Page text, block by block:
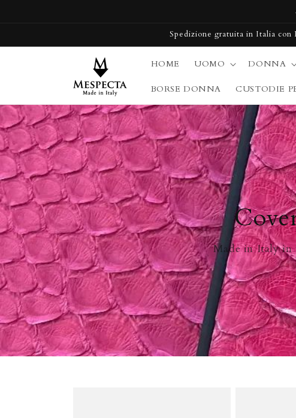
Spedizione gratuita in Italia con
HOME UOMO DONNA
BORSE DONNA CUSTODIE
Made in Italy in